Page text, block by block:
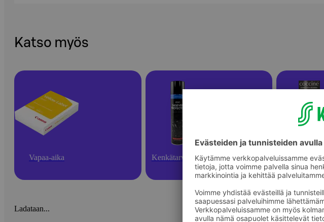
Katso myös
Vapaa-aika Kenkätarvikkeet Aikuisten
Ladataan...